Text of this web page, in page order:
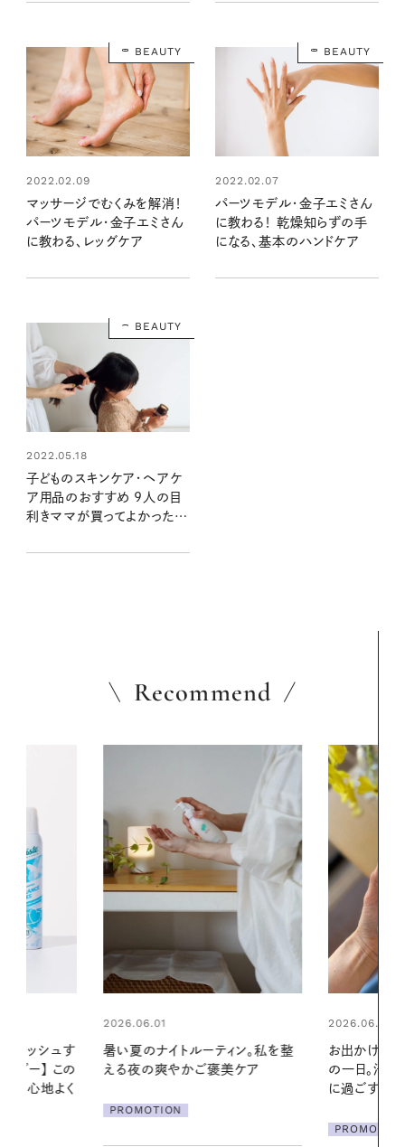
BEAUTY
2022.02.09
マッサージでむくみを解消！
パーツモデル・金子エミさん
に教わる、レッグケア
BEAUTY
2022.02.07
パーツモデル・金子エミさん
に教わる！ 乾燥知らずの手
になる、基本のハンドケア
BEAUTY
2022.05.18
子どものスキンケア・ヘアケ
ア用品のおすすめ 9人の目
利きママが買ってよかったも
Recommend
ン。私を整
ケア
2026.06.01
お出かけ前のひと手間で変わる、夏
の一日。汗ばむ季節を「ごきげん」
2026.06.01
真夏に向け
やりジェルと
地よくうるお